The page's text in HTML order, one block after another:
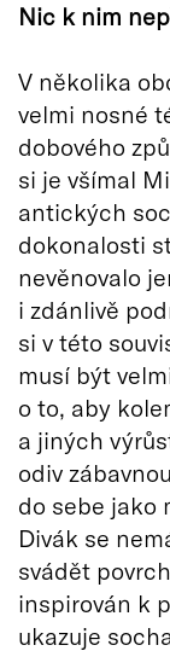
Nic k nim
V několika
velmi nosné
dobového
si je všímal
antických
dokonalosti
nevěnovalo
i zdánlivě
si v této
musí být
o to, aby
a jiných
odiv
do sebe jako
Divák se
svádět
inspirován k
ukazuje